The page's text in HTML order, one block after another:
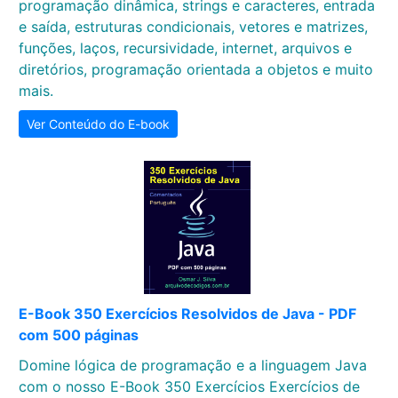
programação dinâmica, strings e caracteres, entrada
e saída, estruturas condicionais, vetores e matrizes,
funções, laços, recursividade, internet, arquivos e
diretórios, programação orientada a objetos e muito
mais.
Ver Conteúdo do E-book
E-Book 350 Exercícios Resolvidos de Java - PDF
com 500 páginas
Domine lógica de programação e a linguagem Java
com o nosso E-Book 350 Exercícios Exercícios de